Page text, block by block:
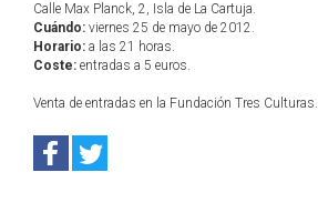
Calle Max Planck, 2, Isla de La Cartuja.
Cuándo: viernes 25 de mayo de 2012.
Horario: a las 21 horas.
Coste: entradas a 5 euros.
Venta de entradas en la Fundación Tres Culturas.